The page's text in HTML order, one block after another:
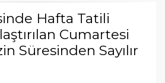
Hafta Tatili
Cumartesi
Süresinden Sayılır